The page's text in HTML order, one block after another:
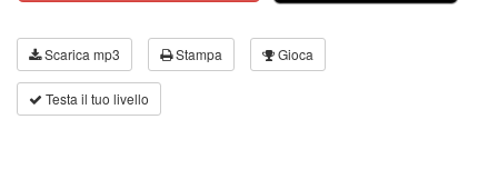
Scarica mp3 Stampa Gioca
Testa il tuo livello